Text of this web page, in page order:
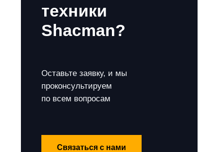
техники
Shacman?
Оставьте заявку, и мы
проконсультируем
по всем вопросам
Связаться с нами